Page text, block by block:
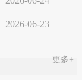
2026-06-23
更多+